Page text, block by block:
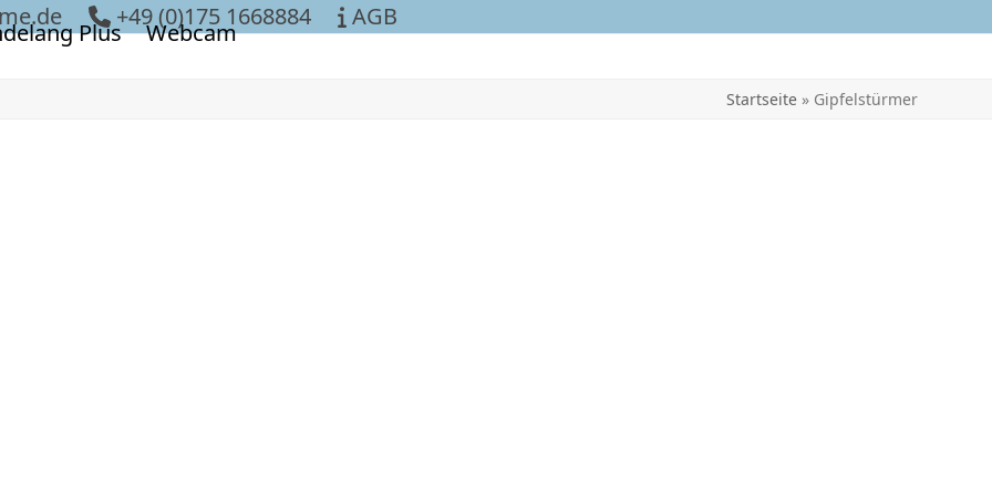
+49 (0)175 1668884 AGB
Plus Webcam
Startseite» Gipfelstürmer